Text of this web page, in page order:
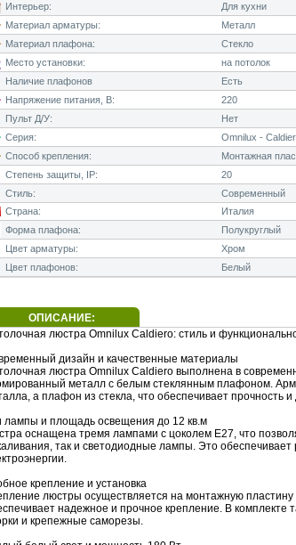
Интерьер:
Для кухни
Материал арматуры:
Металл
Материал плафона:
Стекло
Место установки:
на потолок
Наличие плафонов
Есть
Напряжение питания, В:
220
Пульт Д/У:
Нет
Серия:
Omnilux -
Способ крепления:
Монтажная
Степень защиты, IP:
20
Стиль:
Современный
Страна:
Италия
Форма плафона:
Полукруглый
Цвет арматуры:
Хром
Цвет плафонов:
Белый
ОПИСАНИЕ:
люстра Omnilux Caldiero: стиль и
дизайн и качественные материалы
люстра Omnilux Caldiero выполнена в
металл с белым стеклянным плафоном.
а плафон из стекла, что обеспечивает прочность и
лампы и площадь освещения до 12 кв.м
оснащена тремя лампами с цоколем E27, что
так и светодиодные лампы. Это
крепление и установка
люстры осуществляется на монтажную
надежное и прочное крепление. В комплекте
и крепежные саморезы.